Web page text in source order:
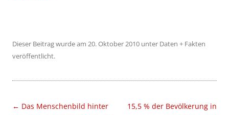
Dieser Beitrag wurde am 20. Oktober 2010 unter Daten + Fakten
veröffentlicht.
Beitragsnavigation
← Das Menschenbild hinter
15,5 % der Bevölkerung in